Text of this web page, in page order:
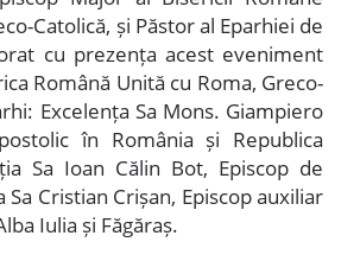
Catolică, și Păstor al Eparhiei de
cu prezența acest eveniment
Română Unită cu Roma, Greco-
Excelența Sa Mons. Giampiero
în România și Republica
Sa Ioan Călin Bot, Episcop de
Sa Cristian Crișan, Episcop auxiliar
Iulia și Făgăraș.